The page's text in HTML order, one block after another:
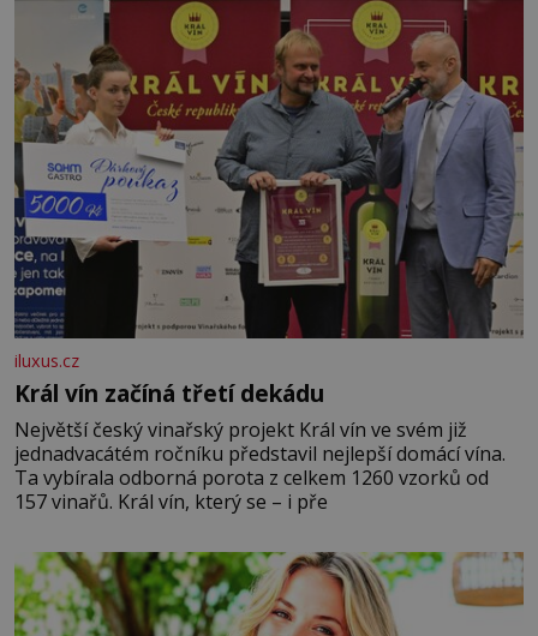
podél Kaspického a Azovského moře,
iluxus.cz
Král vín začíná třetí dekádu
Největší český vinařský projekt Král vín ve svém již
jednadvacátém ročníku představil nejlepší domácí vína.
Ta vybírala odborná porota z celkem 1260 vzorků od
157 vinařů. Král vín, který se – i pře